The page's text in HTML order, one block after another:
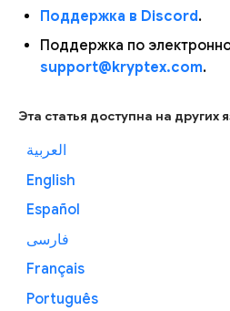
Поддержка в Discord.
Поддержка по
support@kryptex.com.
Эта статья доступна на других
العربية
English
Español
فارسی
Français
Português